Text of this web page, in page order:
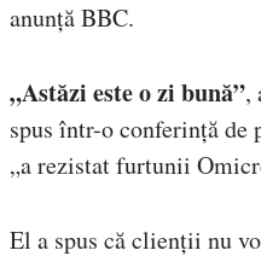
anunță BBC.
„Astăzi este o zi bună”,
spus într-o conferință de
„a rezistat furtunii
El a spus că clienții nu